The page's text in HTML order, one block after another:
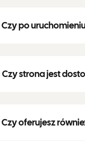
Czy po
Czy strona jest
Czy oferujesz